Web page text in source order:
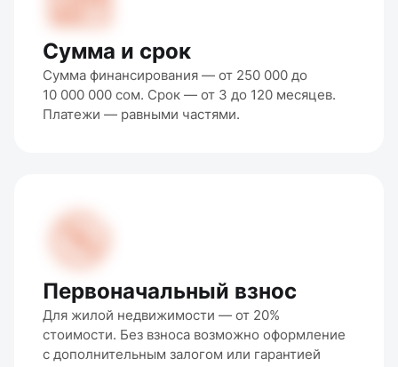
Сумма и срок
Сумма финансирования — от 250 000 до
10 000 000 сом. Срок — от 3 до 120 месяцев.
Платежи — равными частями.
Первоначальный взнос
Для жилой недвижимости — от 20%
стоимости. Без взноса возможно оформление
с дополнительным залогом или гарантией